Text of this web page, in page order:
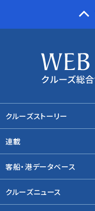
クルーズストーリー
連載
客船・港データベース
クルーズニュース